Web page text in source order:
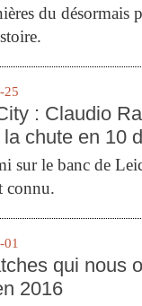
du désormais
25
: Claudio
chute en 10
sur le banc de
connu.
qui nous
2016